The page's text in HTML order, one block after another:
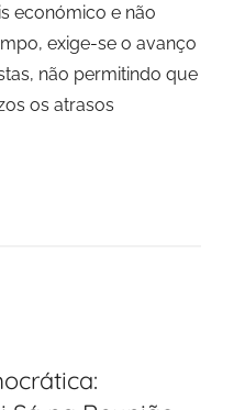
t
económico e não
exige-se o avanço
não permitindo que
os atrasos